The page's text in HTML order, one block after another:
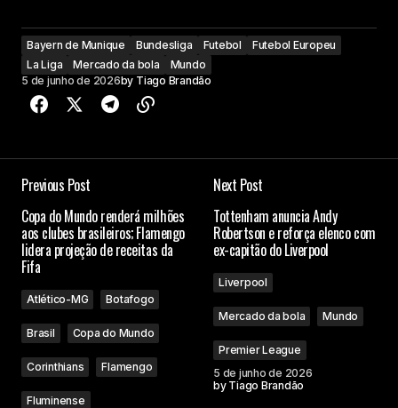
Bayern de Munique Bundesliga Futebol
Futebol Europeu
La Liga
Mercado da bola
Mundo
5 de junho de 2026by Tiago Brandão
Previous Post
Copa do Mundo renderá milhões
aos clubes brasileiros; Flamengo
lidera projeção de receitas da
Fifa
Atlético-MG Botafogo
Brasil Copa do Mundo
Corinthians Flamengo
Fluminense
Next Post
Tottenham anuncia Andy
Robertson e reforça elenco com
ex-capitão do Liverpool
Liverpool
Mercado da bola Mundo
Premier League
5 de junho de 2026
by Tiago Brandão